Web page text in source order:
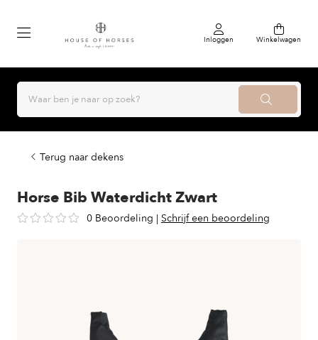
Inloggen Winkelwagen
Terug naar dekens
Horse Bib Waterdicht Zwart
0 Beoordeling | Schrijf een beoordeling